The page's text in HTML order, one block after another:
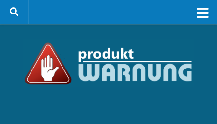
Zum Inhalt springen